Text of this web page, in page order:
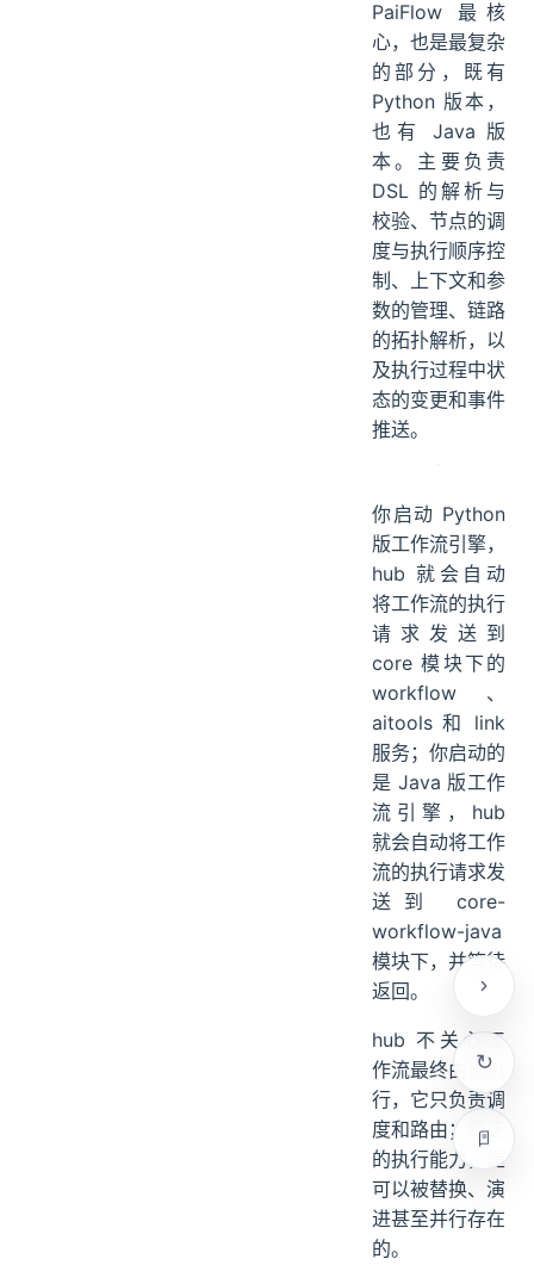
擎。
工作流引擎是
PaiFlow 最核
心，也是最复杂
的部分，既有
Python 版本，
也有 Java 版
本。主要负责
DSL 的解析与
校验、节点的调
度与执行顺序控
制、上下文和参
数的管理、链路
的拓扑解析，以
及执行过程中状
推送。
你启动 Python
版工作流引擎，
hub 就会自动
将工作流的执行
请求发送到
core 模块下的
workflow、
aitools 和 link
服务；你启动的
是 Java 版工作
流引擎，hub
就会自动将工作
流的执行请求发
送到 core-
workflow-java
模块下，并等待
返回。
hub 不关心工
作流最终由谁执
行，它只负责调
度和路由；真正
的执行能力，是